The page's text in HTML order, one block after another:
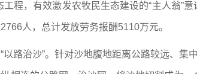
工程，有效激发农牧民生态建设的“主人翁”
人，总计发放劳务报酬5110万元。
以路治沙”。针对沙地腹地距离公路较远、